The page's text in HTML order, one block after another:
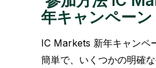
年キャンペーン
IC Markets 新年キャンペ
簡単で、いくつかの明確